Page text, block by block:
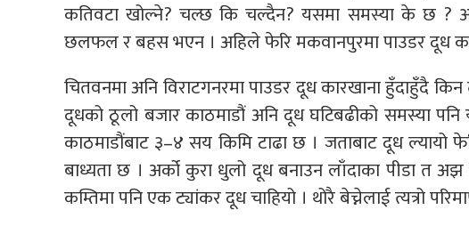
कतिवटा खोल्ने? चल्छ कि चल्दैन? यसमा समस्या के छ ?
छलफल र बहस भएन । अहिले फेरि मकवानपुरमा पाउडर दूध
चितवनमा अनि विराटगनरमा पाउडर दूध कारखाना हुँदाहुँदै
दूधको ठूलो बजार काठमाडौं अनि दूध घटिबढीको समस्या
काठमाडौंबाट ३–४ सय किमि टाढा छ । जताबाट दूध ल्यायो
बाध्यता छ । अर्को कुरा धुलो दूध बनाउन लाँदाका पीडा त
कम्तिमा पनि एक ट्यांकर दूध चाहियो । थोरै बेच्नेलाई त्यत्रो